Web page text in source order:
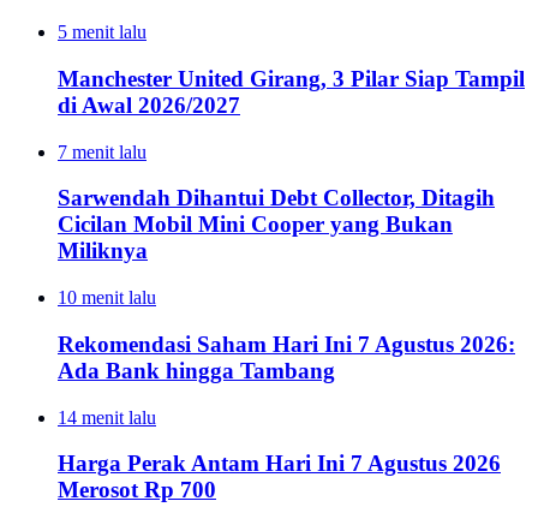
5 menit lalu
Manchester United Girang, 3 Pilar Siap Tampil
di Awal 2026/2027
7 menit lalu
Sarwendah Dihantui Debt Collector, Ditagih
Cicilan Mobil Mini Cooper yang Bukan
Miliknya
10 menit lalu
Rekomendasi Saham Hari Ini 7 Agustus 2026:
Ada Bank hingga Tambang
14 menit lalu
Harga Perak Antam Hari Ini 7 Agustus 2026
Merosot Rp 700